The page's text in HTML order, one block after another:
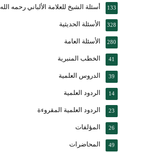
أسئلة الشيخ للعلامة الألباني رحمه الله 133
الأسئلة الحديثية 328
الأسئلة العامة 280
الخطب المنبرية 41
الدروس العلمية 39
الردود العلمية 14
الردود العلمية المقروءة 23
المؤلفات 26
المحاضرات 49